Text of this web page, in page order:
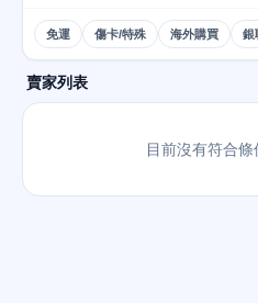
免運 傷卡/特殊 海外購買 銀
賣家列表
目前沒有符合